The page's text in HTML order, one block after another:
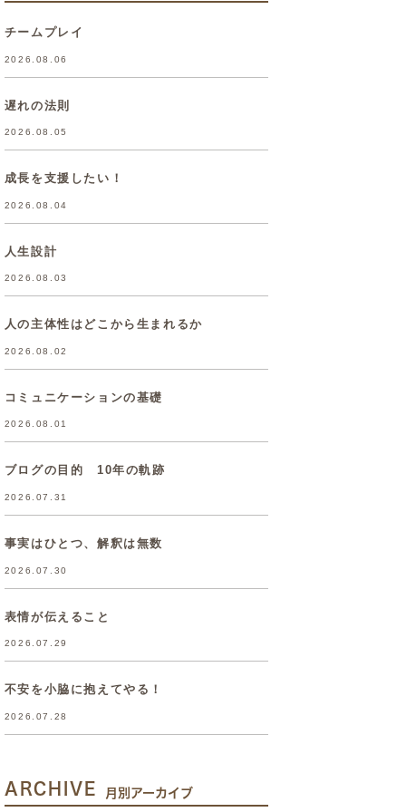
チームプレイ
2026.08.06
遅れの法則
2026.08.05
成長を支援したい！
2026.08.04
人生設計
2026.08.03
人の主体性はどこから生まれるか
2026.08.02
コミュニケーションの基礎
2026.08.01
ブログの目的 10年の軌跡
2026.07.31
事実はひとつ、解釈は無数
2026.07.30
表情が伝えること
2026.07.29
不安を小脇に抱えてやる！
2026.07.28
ARCHIVE 月別アーカイブ